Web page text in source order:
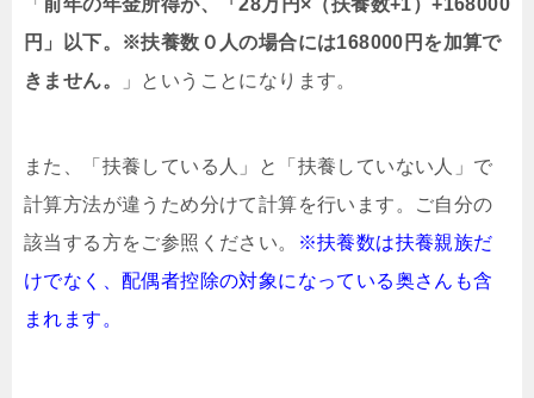
「 前年の年金所得が、「28万円×（扶養数+1）+168000
円」以下。※扶養数０人の場合には168000円を加算で
きません。
」ということになります。
また、「扶養している人」と「扶養していない人」で
計算方法が違うため分けて計算を行います。ご自分の
該当する方をご参照ください。
※扶養数は扶養親族だ
けでなく、配偶者控除の対象になっている奥さんも含
まれます。